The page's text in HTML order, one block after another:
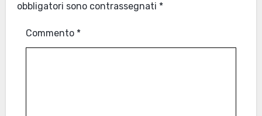
obbligatori sono contrassegnati *
Commento *